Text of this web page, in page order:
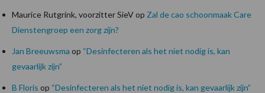
Maurice Rutgrink, voorzitter SieVop Zal de cao schoonmaak Care
Dienstengroep een zorg zijn?
Jan Breeuwsma op “Desinfecteren als het niet nodig is, kan
gevaarlijk zijn”
B Floris op “Desinfecteren als het niet nodig is, kan gevaarlijk zijn”